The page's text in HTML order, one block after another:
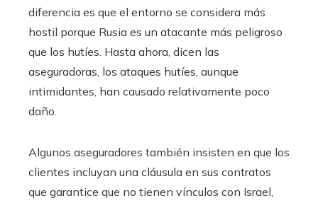
diferencia es que el entorno se considera más
hostil porque Rusia es un atacante más peligroso
que los hutíes. Hasta ahora, dicen las
aseguradoras, los ataques hutíes, aunque
intimidantes, han causado relativamente poco
daño.
Algunos aseguradores también insisten en que los
clientes incluyan una cláusula en sus contratos
que garantice que no tienen vínculos con Israel,